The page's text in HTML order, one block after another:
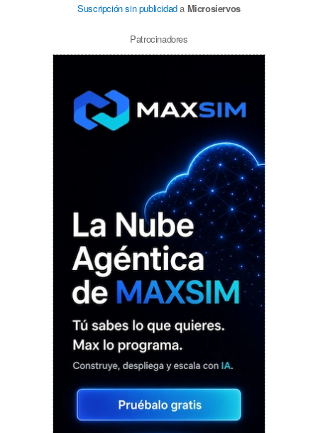
Suscripción sin publicidada Microsiervos
Patrocinadores